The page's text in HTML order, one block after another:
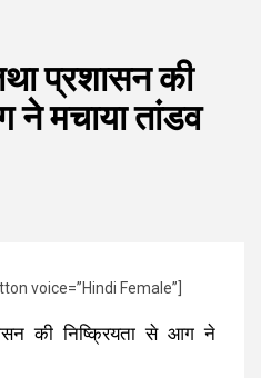
प्रशासन की
ने मचाया तांडव
voice=”Hindi Female”]
की निष्क्रियता से आग ने